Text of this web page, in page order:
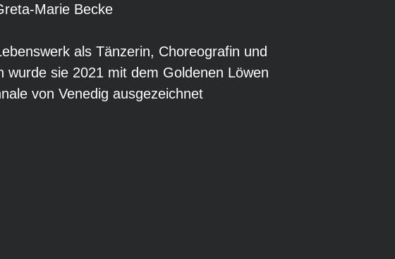
Marie Becke
als Tänzerin, Choreografin und
wurde sie 2021 mit dem Goldenen Löwen
von Venedig ausgezeichnet